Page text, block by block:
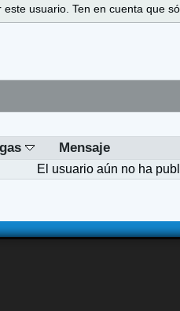
usuario. Ten en cuenta que
Mensaje
El usuario aún no ha